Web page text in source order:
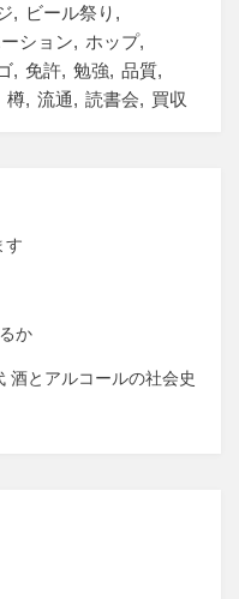
ビール祭り
ション
ホップ
免許 勉強
品質
樽 流通 読書会 買収
す
か
とアルコールの社会史